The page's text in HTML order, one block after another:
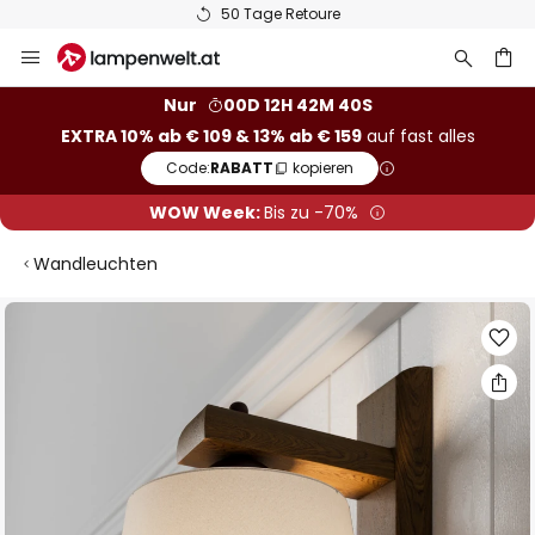
50 Tage Retoure
Inhalt
Nur
00D 12H 42M 39S
EXTRA 10% ab € 109 & 13% ab € 159auf fast alles
Code:RABATT kopieren
WOW Week:Bis zu -70%
Wandleuchten
Zum